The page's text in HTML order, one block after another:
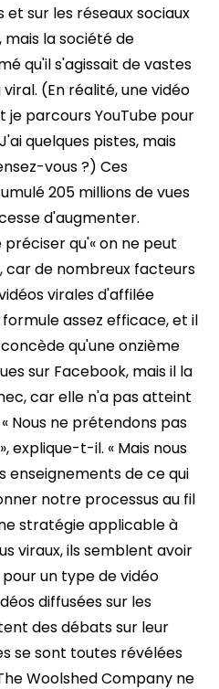
sur les réseaux sociaux
la société de
qu'il s'agissait de vastes
(En réalité, une vidéo
je parcours YouTube pour
quelques pistes, mais
vous ?) Ces
205 millions de vues
d'augmenter.
qu'« on ne peut
car de nombreux facteurs
virales d'affilée
assez efficace, et il
qu'une onzième
sur Facebook, mais il la
car elle n'a pas atteint
« Nous ne prétendons pas
explique-t-il. « Mais nous
enseignements de ce qui
notre processus au fil
stratégie applicable à
viraux, ils semblent avoir
un type de vidéo
diffusées sur les
des débats sur leur
se sont toutes révélées
Woolshed Company ne